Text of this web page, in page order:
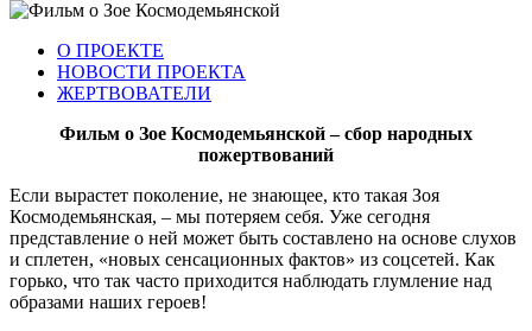
О ПРОЕКТЕ
НОВОСТИ ПРОЕКТА
ЖЕРТВОВАТЕЛИ
Фильм о Зое Космодемьянской – сбор народных
пожертвований
Если вырастет поколение, не знающее, кто такая Зоя
Космодемьянская, – мы потеряем себя. Уже сегодня
представление о ней может быть составлено на основе слухов
и сплетен, «новых сенсационных фактов» из соцсетей. Как
горько, что так часто приходится наблюдать глумление над
образами наших героев!